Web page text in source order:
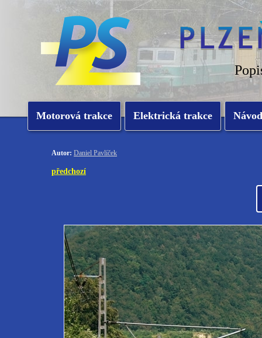
Motorová trakce Elektrická trakce
Autor: Daniel Pavlíček
předchozí